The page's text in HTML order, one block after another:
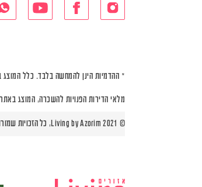
* ההדמיות הינן להמחשה בלבד. כלל המוצג
מלאי הדירות הפנויות להשכרה, המוצג
© Living by Azorim 2021, כל הזכויות שמורות, כל התמונות, ההדמיות ותוכניות הדירות הינן להמחשה בלבד |